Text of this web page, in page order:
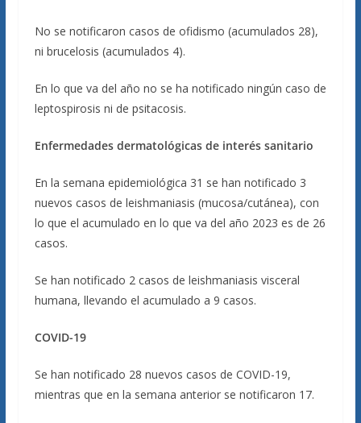
No se notificaron casos de ofidismo (acumulados 28),
ni brucelosis (acumulados 4).
En lo que va del año no se ha notificado ningún caso de
leptospirosis ni de psitacosis.
Enfermedades dermatológicas de interés sanitario
En la semana epidemiológica 31 se han notificado 3
nuevos casos de leishmaniasis (mucosa/cutánea), con
lo que el acumulado en lo que va del año 2023 es de 26
casos.
Se han notificado 2 casos de leishmaniasis visceral
humana, llevando el acumulado a 9 casos.
COVID-19
Se han notificado 28 nuevos casos de COVID-19,
mientras que en la semana anterior se notificaron 17.